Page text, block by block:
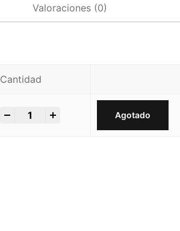
Valoraciones (0)
Cantidad
Agotado